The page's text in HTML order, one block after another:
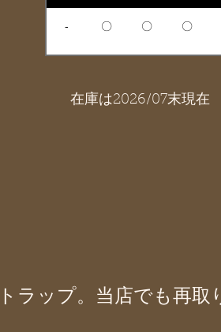
- 〇 〇 〇
在庫は2026/07末現在
ラップ。当店でも再取